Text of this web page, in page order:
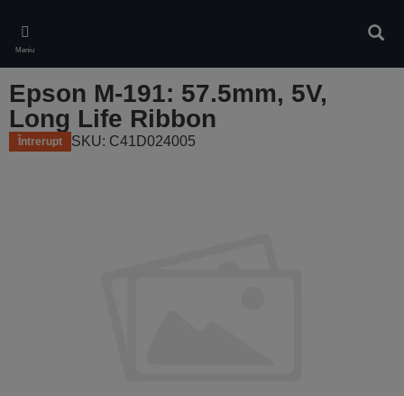
main
content
Meniu
Epson M-191: 57.5mm, 5V,
Long Life Ribbon
Întrerupt SKU: C41D024005